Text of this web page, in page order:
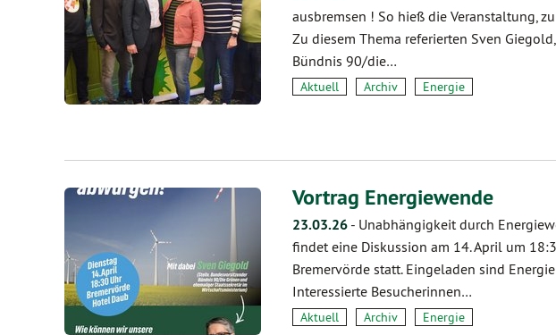
ausbremsen ! So hieß die Veranstaltung,
Zu diesem Thema referierten Sven
Bündnis 90/die…
Aktuell Archiv Energie
Vortrag Energiewende
23.03.26 - Unabhängigkeit durch
findet eine Diskussion am 14. April um
Bremervörde statt. Eingeladen sind
Interessierte Besucherinnen…
Aktuell Archiv Energie